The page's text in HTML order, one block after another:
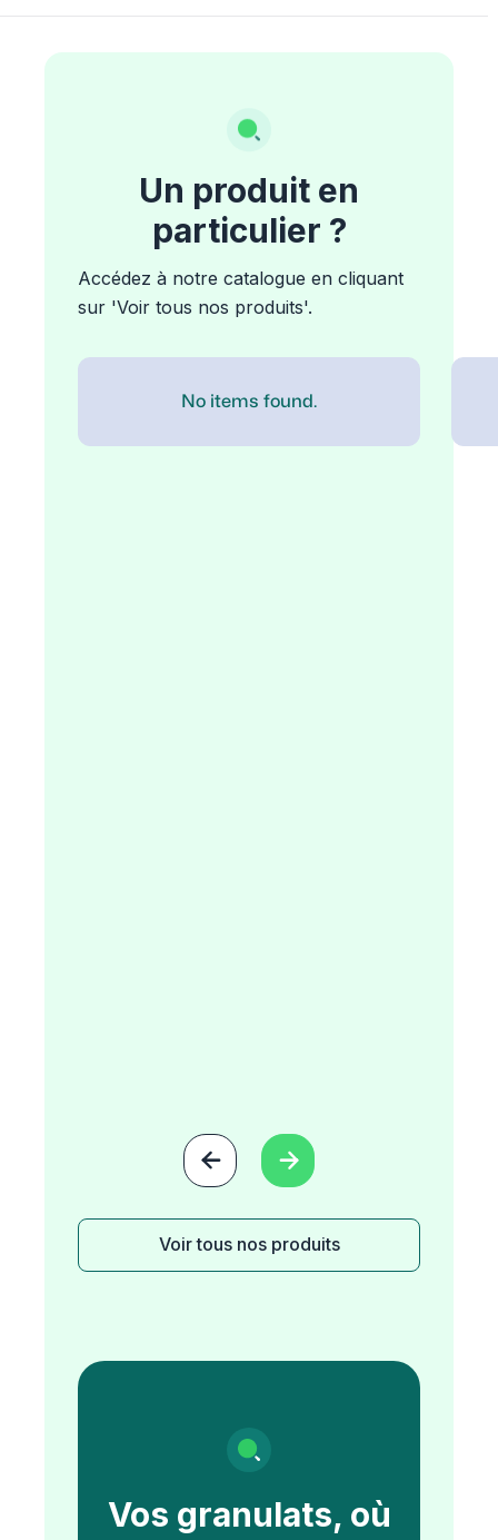
Un produit en
particulier ?
Accédez à notre catalogue en cliquant
sur 'Voir tous nos produits'.
No items found.
 
Voir tous nos produits
Vos granulats, où